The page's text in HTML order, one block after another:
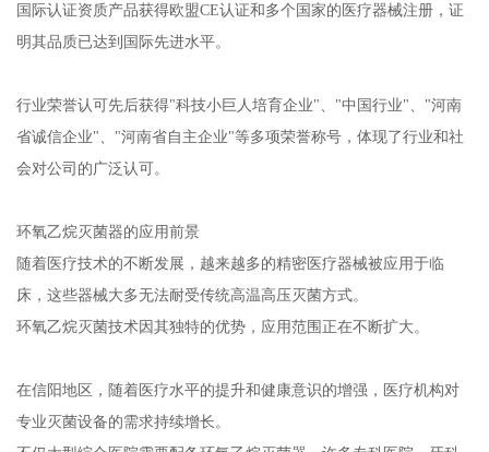
国际认证资质产品获得欧盟CE认证和多个国家的医疗器械注册，证
明其品质已达到国际先进水平。
行业荣誉认可先后获得"科技小巨人培育企业"、"中国行业"、"河南
省诚信企业"、"河南省自主企业"等多项荣誉称号，体现了行业和社
会对公司的广泛认可。
环氧乙烷灭菌器的应用前景
随着医疗技术的不断发展，越来越多的精密医疗器械被应用于临
床，这些器械大多无法耐受传统高温高压灭菌方式。
环氧乙烷灭菌技术因其独特的优势，应用范围正在不断扩大。
在信阳地区，随着医疗水平的提升和健康意识的增强，医疗机构对
专业灭菌设备的需求持续增长。